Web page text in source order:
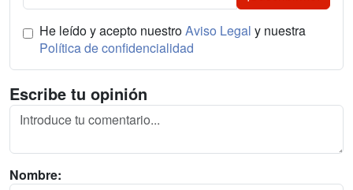
He leído y acepto nuestroAviso Legal y nuestra
Política de confidencialidad
Escribe tu opinión
Nombre: